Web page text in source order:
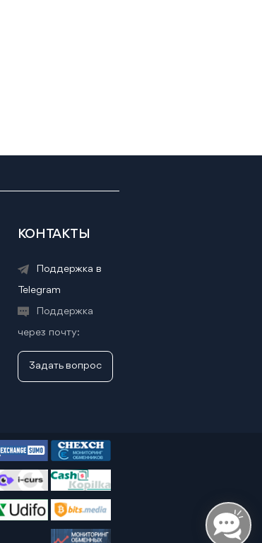
КОНТАКТЫ
Поддержка в
Telegram
Поддержка
через почту:
Задать вопрос